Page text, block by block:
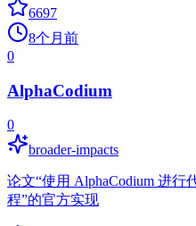
6697
8个月前
0
AlphaCodium
0
broader-impacts
论文“使用 AlphaCodium 进
程”的官方实现